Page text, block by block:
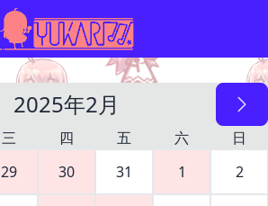
2025年2月
三 四 五 六
日
29 30 31 1 2